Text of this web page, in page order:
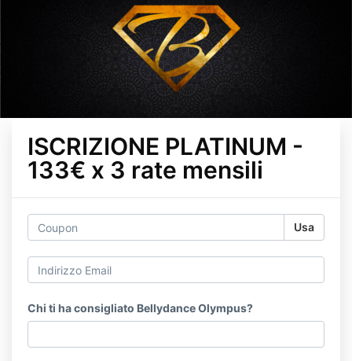
ISCRIZIONE PLATINUM -
133€ x 3 rate mensili
Usa
Chi ti ha consigliato Bellydance Olympus?